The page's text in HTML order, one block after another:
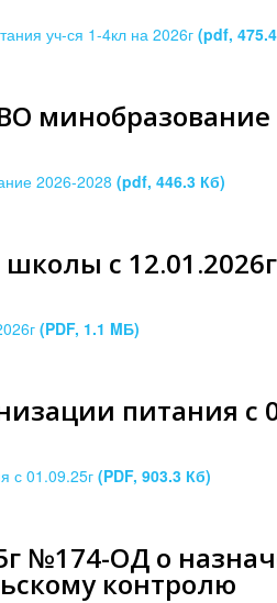
уч-ся 1-4кл на 2026г (pdf,
минобразование
2026-2028 (pdf, 446.3 Кб)
с 12.01.2026г
(PDF, 1.1 MБ)
питания с
с 01.09.25г (PDF, 903.3 Кб)
№174-ОД о
контролю